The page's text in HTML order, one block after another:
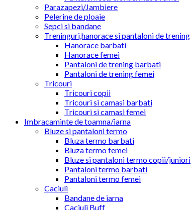
Parazapezi/Jambiere
Pelerine de ploaie
Sepci si bandane
Treninguri,hanorace si pantaloni de trening
Hanorace barbati
Hanorace femei
Pantaloni de trening barbati
Pantaloni de trening femei
Tricouri
Tricouri copii
Tricouri si camasi barbati
Tricouri si camasi femei
Imbracaminte de toamna/iarna
Bluze si pantaloni termo
Bluza termo barbati
Bluza termo femei
Bluze si pantaloni termo copii/juniori
Pantaloni termo barbati
Pantaloni termo femei
Caciuli
Bandane de iarna
Caciuli Buff